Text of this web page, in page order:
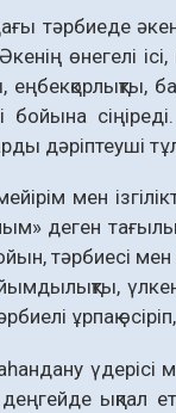
тәрбиеде
өнегелі
еңбекқорлықты,
бойына
дәріптеуші
мен
деген
тәрбиесі мен
ұрпақ
ықпал